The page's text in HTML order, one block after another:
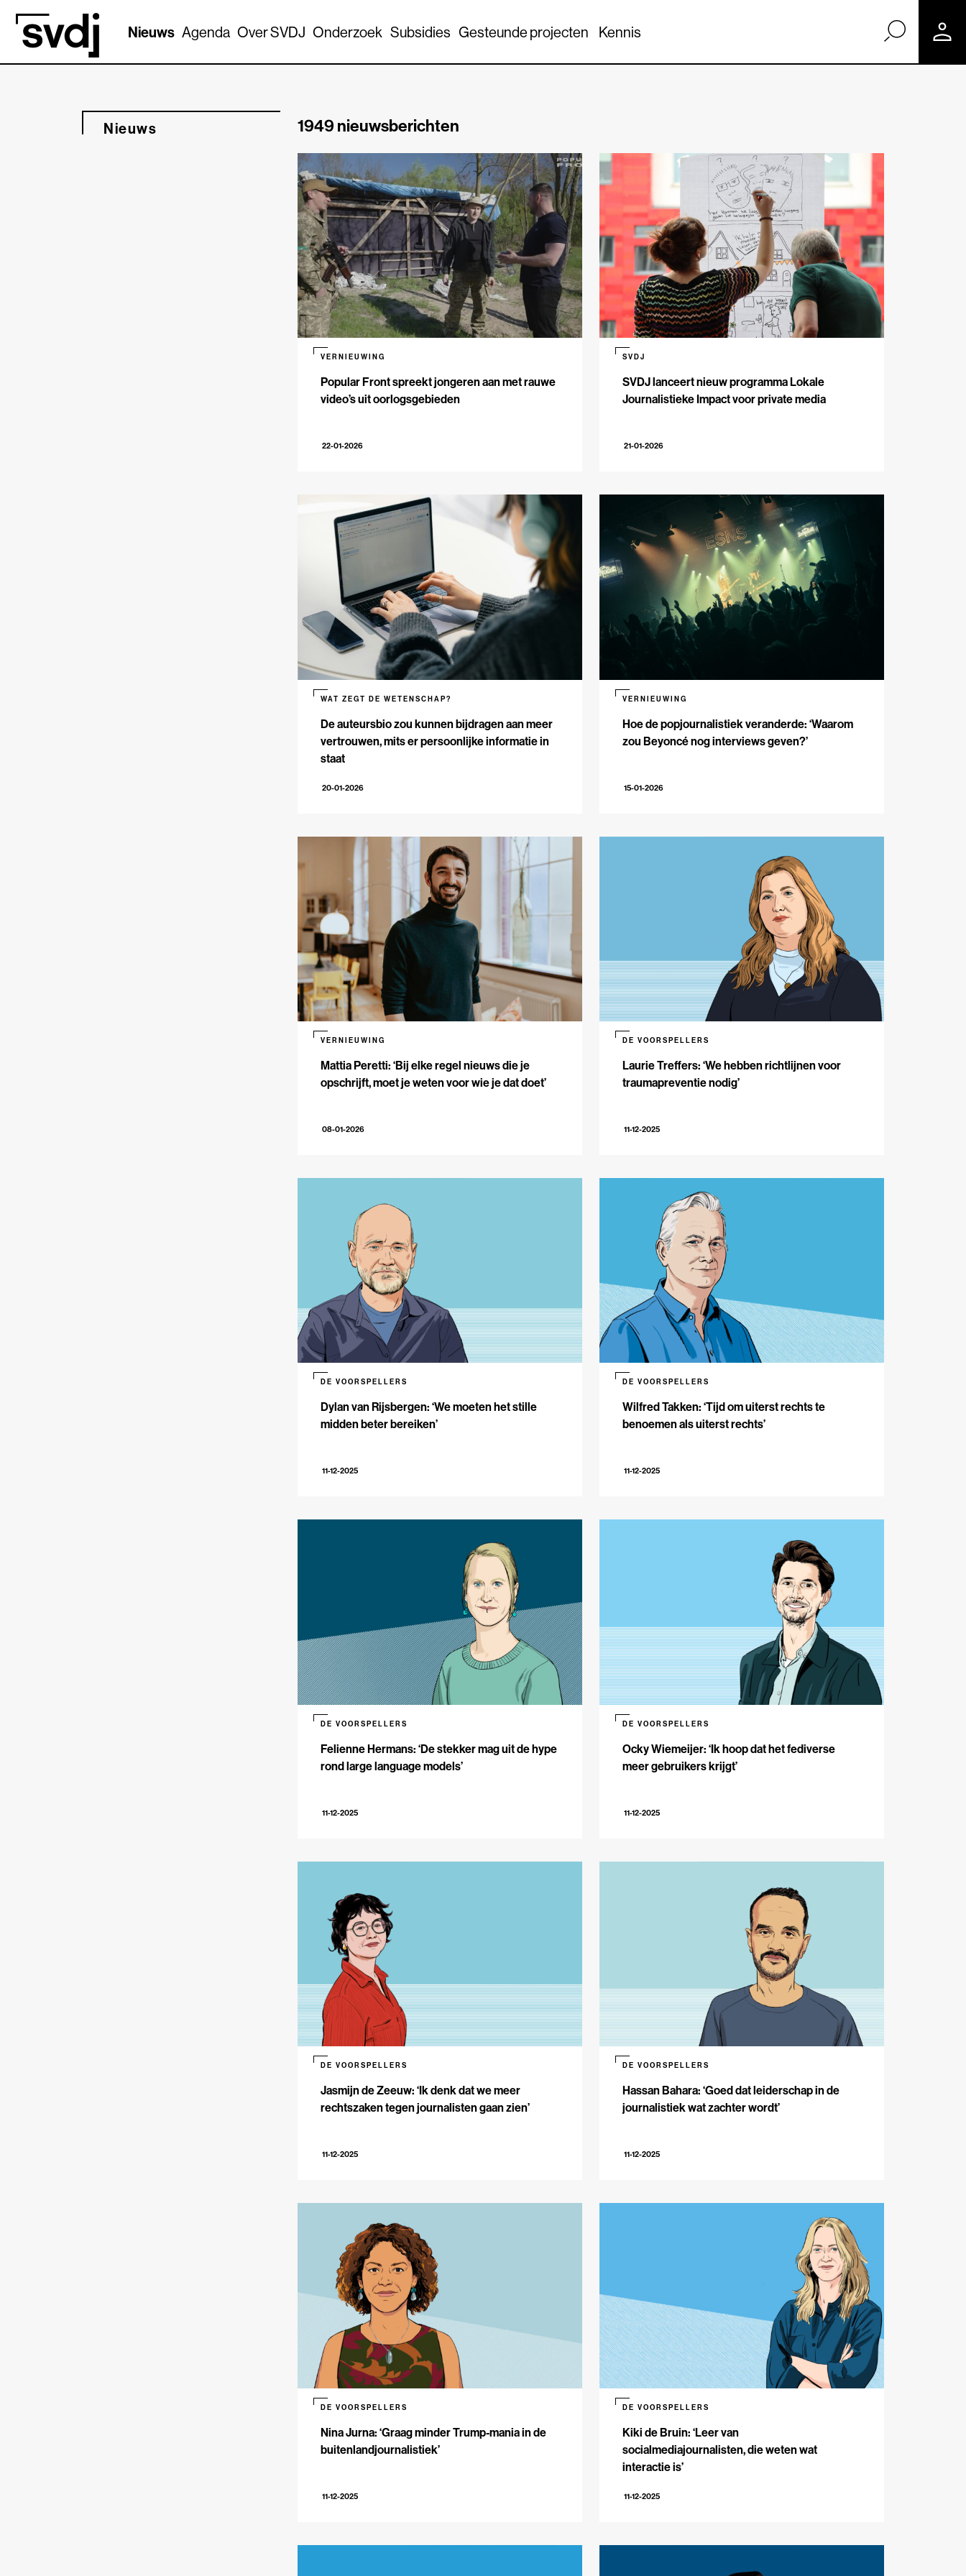
Naar hoofdinhoud
Nieuws Agenda Over SVDJ Onderzoek Subsidies Gesteunde projecten Kennis
Nieuws 1949 nieuwsberichten
Popular Front spreekt jongeren aan met rauwe
video’s uit oorlogsgebieden
VERNIEUWING
22-01-2026
SVDJ lanceert nieuw programma Lokale
Journalistieke Impact voor private media
SVDJ
21-01-2026
De auteursbio zou kunnen bijdragen aan meer
vertrouwen, mits er persoonlijke informatie in
staat
WAT ZEGT DE WETENSCHAP?
20-01-2026
Hoe de popjournalistiek veranderde: ‘Waarom
zou Beyoncé nog interviews geven?’
VERNIEUWING
15-01-2026
Mattia Peretti: ‘Bij elke regel nieuws die je
opschrijft, moet je weten voor wie je dat doet’
VERNIEUWING
08-01-2026
Laurie Treffers: ‘We hebben richtlijnen voor
traumapreventie nodig’
DE VOORSPELLERS
11-12-2025
Dylan van Rijsbergen: ‘We moeten het stille
midden beter bereiken’
DE VOORSPELLERS
11-12-2025
Wilfred Takken: ‘Tijd om uiterst rechts te
benoemen als uiterst rechts’
DE VOORSPELLERS
11-12-2025
Felienne Hermans: ‘De stekker mag uit de hype
rond large language models’
DE VOORSPELLERS
11-12-2025
Ocky Wiemeijer: ‘Ik hoop dat het fediverse
meer gebruikers krijgt’
DE VOORSPELLERS
11-12-2025
Jasmijn de Zeeuw: ‘Ik denk dat we meer
rechtszaken tegen journalisten gaan zien’
DE VOORSPELLERS
11-12-2025
Hassan Bahara: ‘Goed dat leiderschap in de
journalistiek wat zachter wordt’
DE VOORSPELLERS
11-12-2025
Nina Jurna: ‘Graag minder Trump-mania in de
buitenlandjournalistiek’
DE VOORSPELLERS
11-12-2025
Kiki de Bruin: ‘Leer van
socialmediajournalisten, die weten wat
interactie is’
DE VOORSPELLERS
11-12-2025